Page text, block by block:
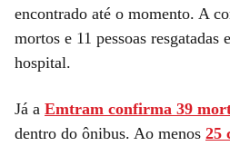
encontrado até o momento. A
mortos e 11 pessoas resgatadas
hospital.
Já a Emtram confirma 39
dentro do ônibus. Ao menos 25